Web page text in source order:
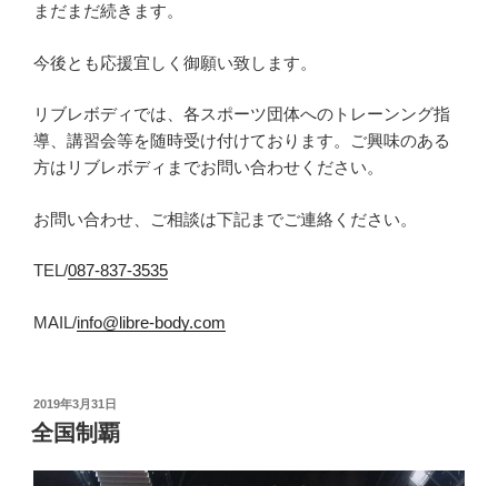
まだまだ続きます。
今後とも応援宜しく御願い致します。
リブレボディでは、各スポーツ団体へのトレーンング指
導、講習会等を随時受け付けております。ご興味のある
方はリブレボディまでお問い合わせください。
お問い合わせ、ご相談は下記までご連絡ください。
TEL/087-837-3535
MAIL/info@libre-body.com
投
稿
日:
2019年3月31日
全国制覇